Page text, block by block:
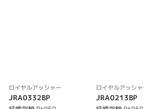
ロイヤルアッシャー
JRA0332BP
ロイヤルアッシャ
JRA0213BP